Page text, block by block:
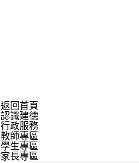
返回首頁
認識建德
行政服務
教師專區
學生專區
家長專區